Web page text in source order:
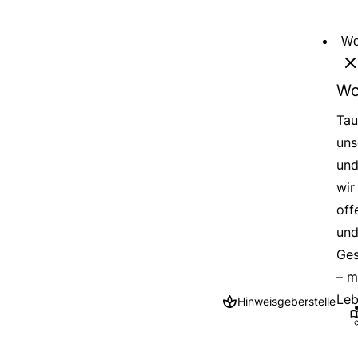
wir
–
Hinweisgeberstelle